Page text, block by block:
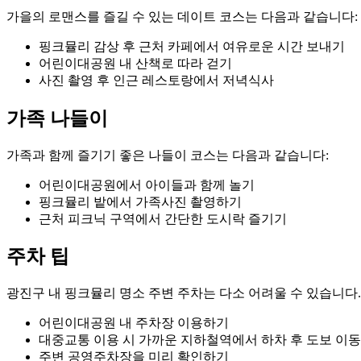
가을의 로맨스를 즐길 수 있는 데이트 코스는 다음과 같습니다:
핑크뮬리 감상 후 근처 카페에서 여유로운 시간 보내기
어린이대공원 내 산책로 따라 걷기
사진 촬영 후 인근 레스토랑에서 저녁식사
가족 나들이
가족과 함께 즐기기 좋은 나들이 코스는 다음과 같습니다:
어린이대공원에서 아이들과 함께 놀기
핑크뮬리 밭에서 가족사진 촬영하기
근처 피크닉 구역에서 간단한 도시락 즐기기
주차 팁
광진구 내 핑크뮬리 명소 주변 주차는 다소 어려울 수 있습니
어린이대공원 내 주차장 이용하기
대중교통 이용 시 가까운 지하철역에서 하차 후 도보 이동
주변 공영주차장을 미리 확인하기